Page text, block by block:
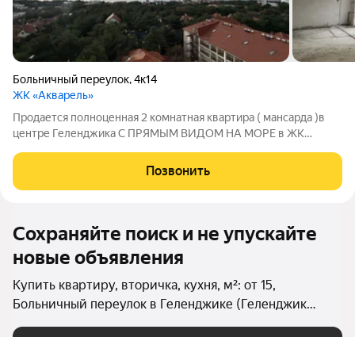
Больничный переулок,4к14
ЖК «Акварель»
Продается полноценная 2 комнатная квартира ( мансарда )в
центре Геленджика С ПРЯМЫМ ВИДОМ НА МОРЕ в ЖК
94.4кв.м жилая 49кв.м, с витражным остеклением и видом на
море . Большая кухня столовая 29 кв.м
Позвонить
Сохраняйте поиск и не упускайте
новые объявления
Купить квартиру, вторичка, кухня, м²: от 15,
Больничный переулок в Геленджике (Геленджик
(городской округ))